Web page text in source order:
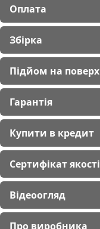
Оплата
Збірка
Підйом на поверх
Гарантія
Купити в кредит
Сертифікат якості
Відеоогляд
Про виробника